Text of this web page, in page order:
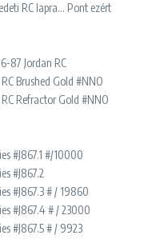
RC lapra… Pont ezért
87 Jordan RC
Brushed Gold #NNO
Refractor Gold #NNO
#J867.1 #/10000
#J867.2
#J867.3 # / 19860
#J867.4 # / 23000
#J867.5 # / 9923